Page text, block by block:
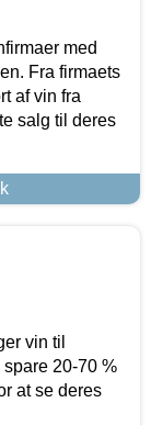
med
Fra firmaets
af vin fra
salg til deres
vin til
20-70 %
at se deres